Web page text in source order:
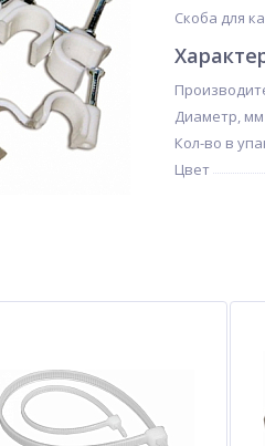
Скоба для
Диаметр, мм
Кол-во в
Цвет